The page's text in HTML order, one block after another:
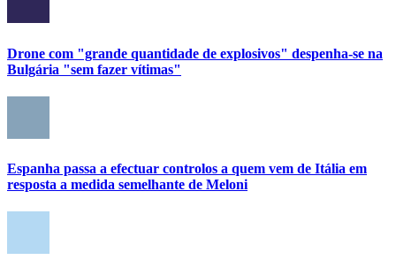
Drone com "grande quantidade de explosivos" despenha-se na
Bulgária "sem fazer vítimas"
Espanha passa a efectuar controlos a quem vem de Itália em
resposta a medida semelhante de Meloni